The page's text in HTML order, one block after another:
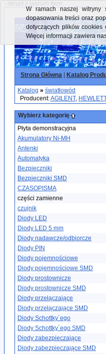
- skrypt z jasnym tłem:
Strona Główna Katalog
Katalog » światłowód
Producent:AGILENT,
Wybierz kategorię
Płyta demonstracyjna
Akumulatory Ni-MH
Antenki
Automatyka
Bezpieczniki
Bezpieczniki SMD
CZASOPISMA
części zamienne
czujnik
Diody LED
Diody LED 5 mm
Diody nadawcze/odbiorcze
Diody PIN
Diody pojemnościowe
Diody pojemnościowe SMD
Diody prostownicze
Diody prostownicze SMD
Diody przełączające
Diody przełączające SMD
Diody Schottky´ego
Diody Schottky´ego SMD
Diody zabezpieczające
Diody zabezpieczające SMD
W ramach naszej witryny
dopasowania treści oraz
dotyczących plików
Więcej informacji zawiera